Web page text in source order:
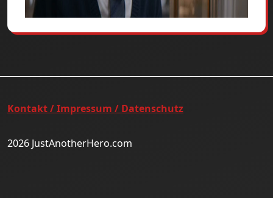
Kontakt / Impressum / Datenschutz
2026 JustAnotherHero.com